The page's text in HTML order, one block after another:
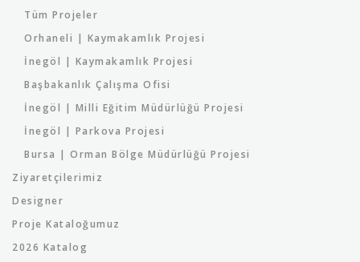
Tüm Projeler
Orhaneli | Kaymakamlık Projesi
İnegöl | Kaymakamlık Projesi
Başbakanlık Çalışma Ofisi
İnegöl | Milli Eğitim Müdürlüğü Projesi
İnegöl | Parkova Projesi
Bursa | Orman Bölge Müdürlüğü Projesi
Ziyaretçilerimiz
Designer
Proje Kataloğumuz
2026 Katalog